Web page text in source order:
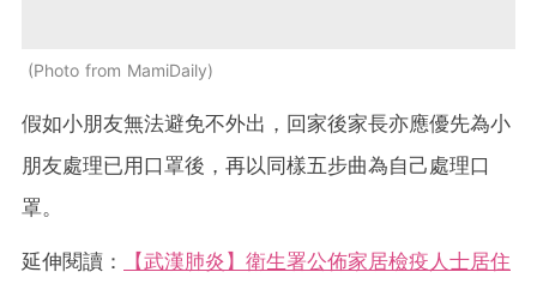
Photo from MamiDaily
假如小朋友無法避免不外出，回家後家長亦應優先為小
朋友處理已用口罩後，再以同樣五步曲為自己處理口
罩。
延伸閱讀：
【武漢肺炎】衛生署公佈家居檢疫人士居住